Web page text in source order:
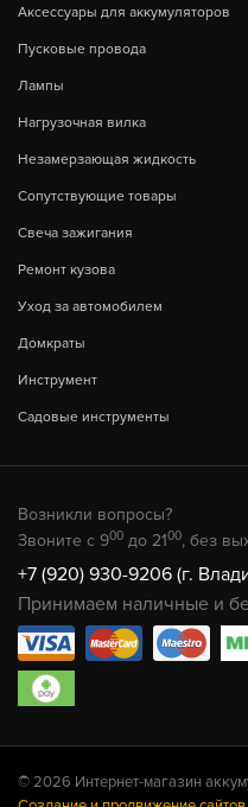
Аксессуары для аккумуляторов
Пусковые провода
Лампы
Нагрузочная вилка
Незамерзающая жидкость
Сопутствующие товары
Свеча зажигания
Ремонт кузова
Уход за автомобилем
Домкраты
Инструмент
Садовые инструменты
Возникли вопросы?
Звоните с 900 до 2100, без
+7 (920) 930-9206 (г.
Принимаем наличные и
© 2026 Интернет-магазин